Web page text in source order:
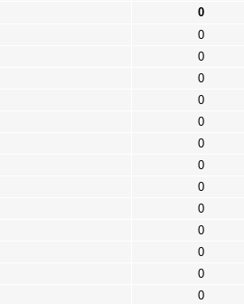
0
0
0
0
0
0
0
0
0
0
0
0
0
0